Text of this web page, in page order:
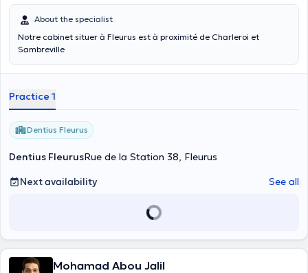
About the specialist
Notre cabinet situer à Fleurus est à proximité de Charleroi et
Sambreville
Practice 1
Dentius Fleurus
Dentius FleurusRue de la Station 38, Fleurus
Next availability
See all
Mohamad Abou Jalil